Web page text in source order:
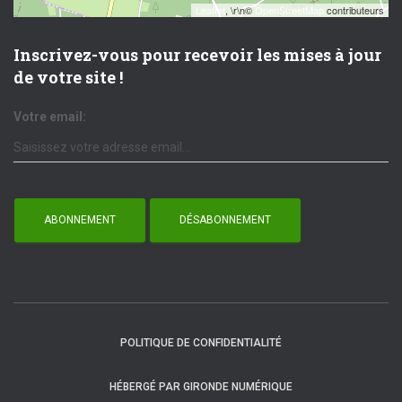
Leaflet, \r\n©OpenStreetMap contributeurs
Inscrivez-vous pour recevoir les mises à jour
de votre site !
Votre email:
POLITIQUE DE CONFIDENTIALITÉ
HÉBERGÉ PAR GIRONDE NUMÉRIQUE